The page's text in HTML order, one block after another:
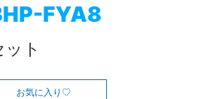
FYA8
ト
お気に入り